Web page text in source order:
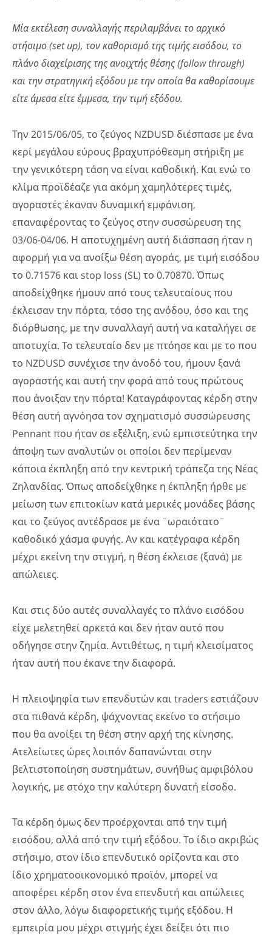
Μία εκτέλεση συναλλαγής περιλαμβάνει το αρχικό
στήσιμο (set up), τον καθορισμό της τιμής εισόδου, το
πλάνο διαχείρισης της ανοιχτής θέσης (follow through)
και την στρατηγική εξόδου με την οποία θα καθορίσουμε
είτε άμεσα είτε έμμεσα, την τιμή εξόδου.
Την 2015/06/05, το ζεύγος NZDUSD διέσπασε με ένα
κερί μεγάλου εύρους βραχυπρόθεσμη στήριξη με
την γενικότερη τάση να είναι καθοδική. Και ενώ το
κλίμα προϊδέαζε για ακόμη χαμηλότερες τιμές,
αγοραστές έκαναν δυναμική εμφάνιση,
επαναφέροντας το ζεύγος στην συσσώρευση της
03/06-04/06. Η αποτυχημένη αυτή διάσπαση ήταν η
αφορμή για να ανοίξω θέση αγοράς, με τιμή εισόδου
το 0.71576 και stop loss (SL) το 0.70870. Όπως
αποδείχθηκε ήμουν από τους τελευταίους που
έκλεισαν την πόρτα, τόσο της ανόδου, όσο και της
διόρθωσης, με την συναλλαγή αυτή να καταλήγει σε
αποτυχία. Το τελευταίο δεν με πτόησε και με το που
το NZDUSD συνέχισε την άνοδό του, ήμουν ξανά
αγοραστής και αυτή την φορά από τους πρώτους
που άνοιξαν την πόρτα! Καταγράφοντας κέρδη στην
θέση αυτή αγνόησα τον σχηματισμό συσσώρευσης
Pennant που ήταν σε εξέλιξη, ενώ εμπιστεύτηκα την
άποψη των αναλυτών οι οποίοι δεν περίμεναν
κάποια έκπληξη από την κεντρική τράπεζα της Νέας
Ζηλανδίας. Όπως αποδείχθηκε η έκπληξη ήρθε με
μείωση των επιτοκίων κατά μερικές μονάδες βάσης
και το ζεύγος αντέδρασε με ένα ¨ωραιότατο¨
καθοδικό χάσμα φυγής. Αν και κατέγραφα κέρδη
μέχρι εκείνη την στιγμή, η θέση έκλεισε (ξανά) με
απώλειες.
Και στις δύο αυτές συναλλαγές το πλάνο εισόδου
είχε μελετηθεί αρκετά και δεν ήταν αυτό που
οδήγησε στην ζημία. Αντιθέτως, η τιμή κλεισίματος
ήταν αυτή που έκανε την διαφορά.
Η πλειοψηφία των επενδυτών και traders εστιάζουν
στα πιθανά κέρδη, ψάχνοντας εκείνο το στήσιμο
που θα ανοίξει τη θέση στην αρχή της κίνησης.
Ατελείωτες ώρες λοιπόν δαπανώνται στην
βελτιστοποίηση συστημάτων, συνήθως αμφιβόλου
λογικής, με στόχο την καλύτερη δυνατή είσοδο.
Τα κέρδη όμως δεν προέρχονται από την τιμή
εισόδου, αλλά από την τιμή εξόδου. Το ίδιο ακριβώς
στήσιμο, στον ίδιο επενδυτικό ορίζοντα και στο
ίδιο χρηματοοικονομικό προϊόν, μπορεί να
αποφέρει κέρδη στον ένα επενδυτή και απώλειες
στον άλλο, λόγω διαφορετικής τιμής εξόδου. Η
εμπειρία μου μέχρι στιγμής έχει δείξει ότι πιο